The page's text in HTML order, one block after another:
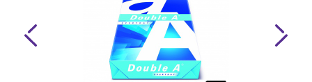
Previous Next